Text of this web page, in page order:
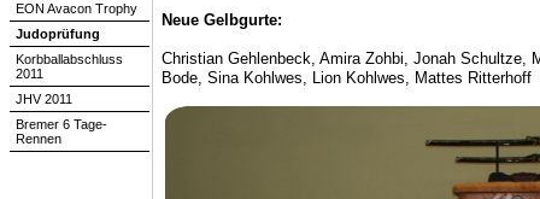
Neue Gelbgurte:
Christian Gehlenbeck, Amira Zohbi, Jonah Schultze,
Bode, Sina Kohlwes, Lion Kohlwes, Mattes Ritterhoff
EON Avacon Trophy
Judoprüfung
Korbballabschluss
2011
JHV 2011
Bremer 6 Tage-
Rennen